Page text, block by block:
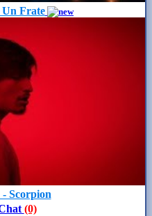
Frate
Scorpion
(0)